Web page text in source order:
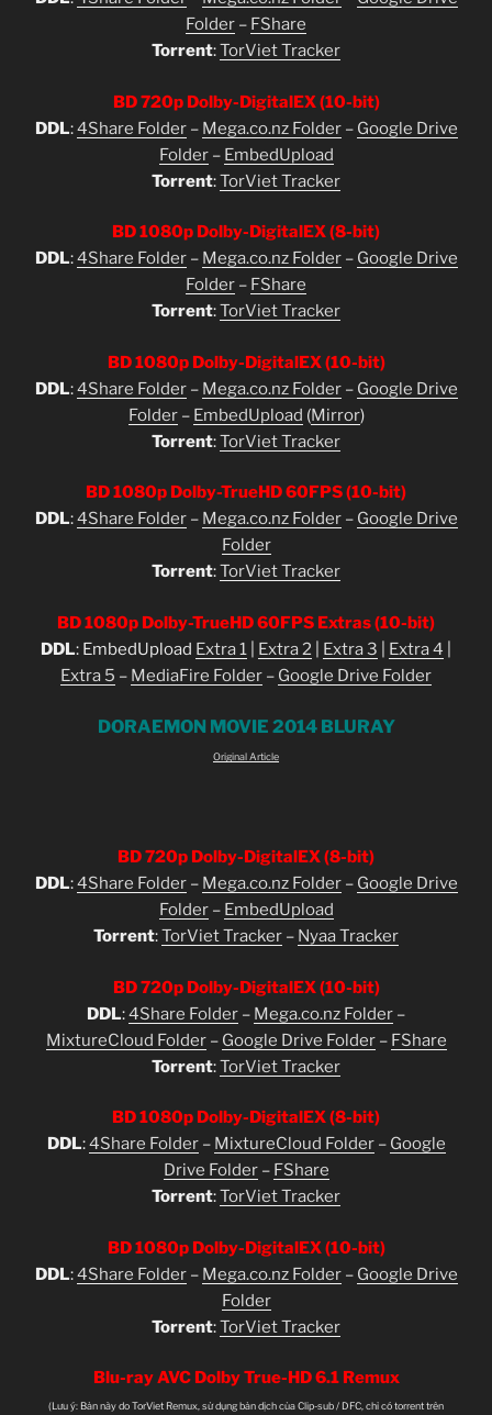
Folder – FShare
Torrent:TorViet Tracker
BD 720p Dolby-DigitalEX (10-bit)
DDL:4Share Folder– Mega.co.nz Folder– Google Drive
Folder– EmbedUpload
Torrent:TorViet Tracker
BD 1080p Dolby-DigitalEX (8-bit)
DDL:4Share Folder– Mega.co.nz Folder– Google Drive
Folder – FShare
Torrent:TorViet Tracker
BD 1080p Dolby-DigitalEX (10-bit)
DDL:4Share Folder– Mega.co.nz Folder– Google Drive
Folder– EmbedUpload (Mirror)
Torrent:TorViet Tracker
BD 1080p Dolby-TrueHD 60FPS (10-bit)
DDL:4Share Folder– Mega.co.nz Folder– Google Drive
Folder
Torrent:TorViet Tracker
BD 1080p Dolby-TrueHD 60FPS Extras (10-bit)
DDL: EmbedUpload Extra 1 Extra 2 Extra 3 Extra 4
Extra 5 – MediaFire Folder – Google Drive Folder
DORAEMON MOVIE 2014 BLURAY
Original Article
BD 720p Dolby-DigitalEX (8-bit)
DDL:4Share Folder– Mega.co.nz Folder– Google Drive
Folder– EmbedUpload
Torrent:TorViet Tracker – Nyaa Tracker
BD 720p Dolby-DigitalEX (10-bit)
DDL:4Share Folder – Mega.co.nz Folder –
MixtureCloud Folder– Google Drive Folder– FShare
Torrent:TorViet Tracker
BD 1080p Dolby-DigitalEX (8-bit)
DDL:4Share Folder– MixtureCloud Folder– Google
Drive Folder– FShare
Torrent:TorViet Tracker
BD 1080p Dolby-DigitalEX (10-bit)
DDL:4Share Folder– Mega.co.nz Folder– Google Drive
Folder
Torrent:TorViet Tracker
Blu-ray AVC Dolby True-HD 6.1 Remux
(Lưu ý: Bản này do TorViet Remux, sử dụng bản dịch của Clip-sub / DFC, chỉ có torrent trên